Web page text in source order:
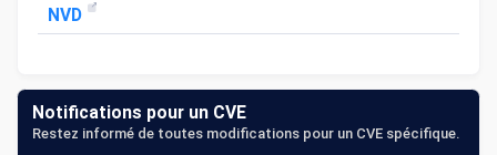
NVD
Notifications pour un CVE
Restez informé de toutes modifications pour un CVE spécifique.